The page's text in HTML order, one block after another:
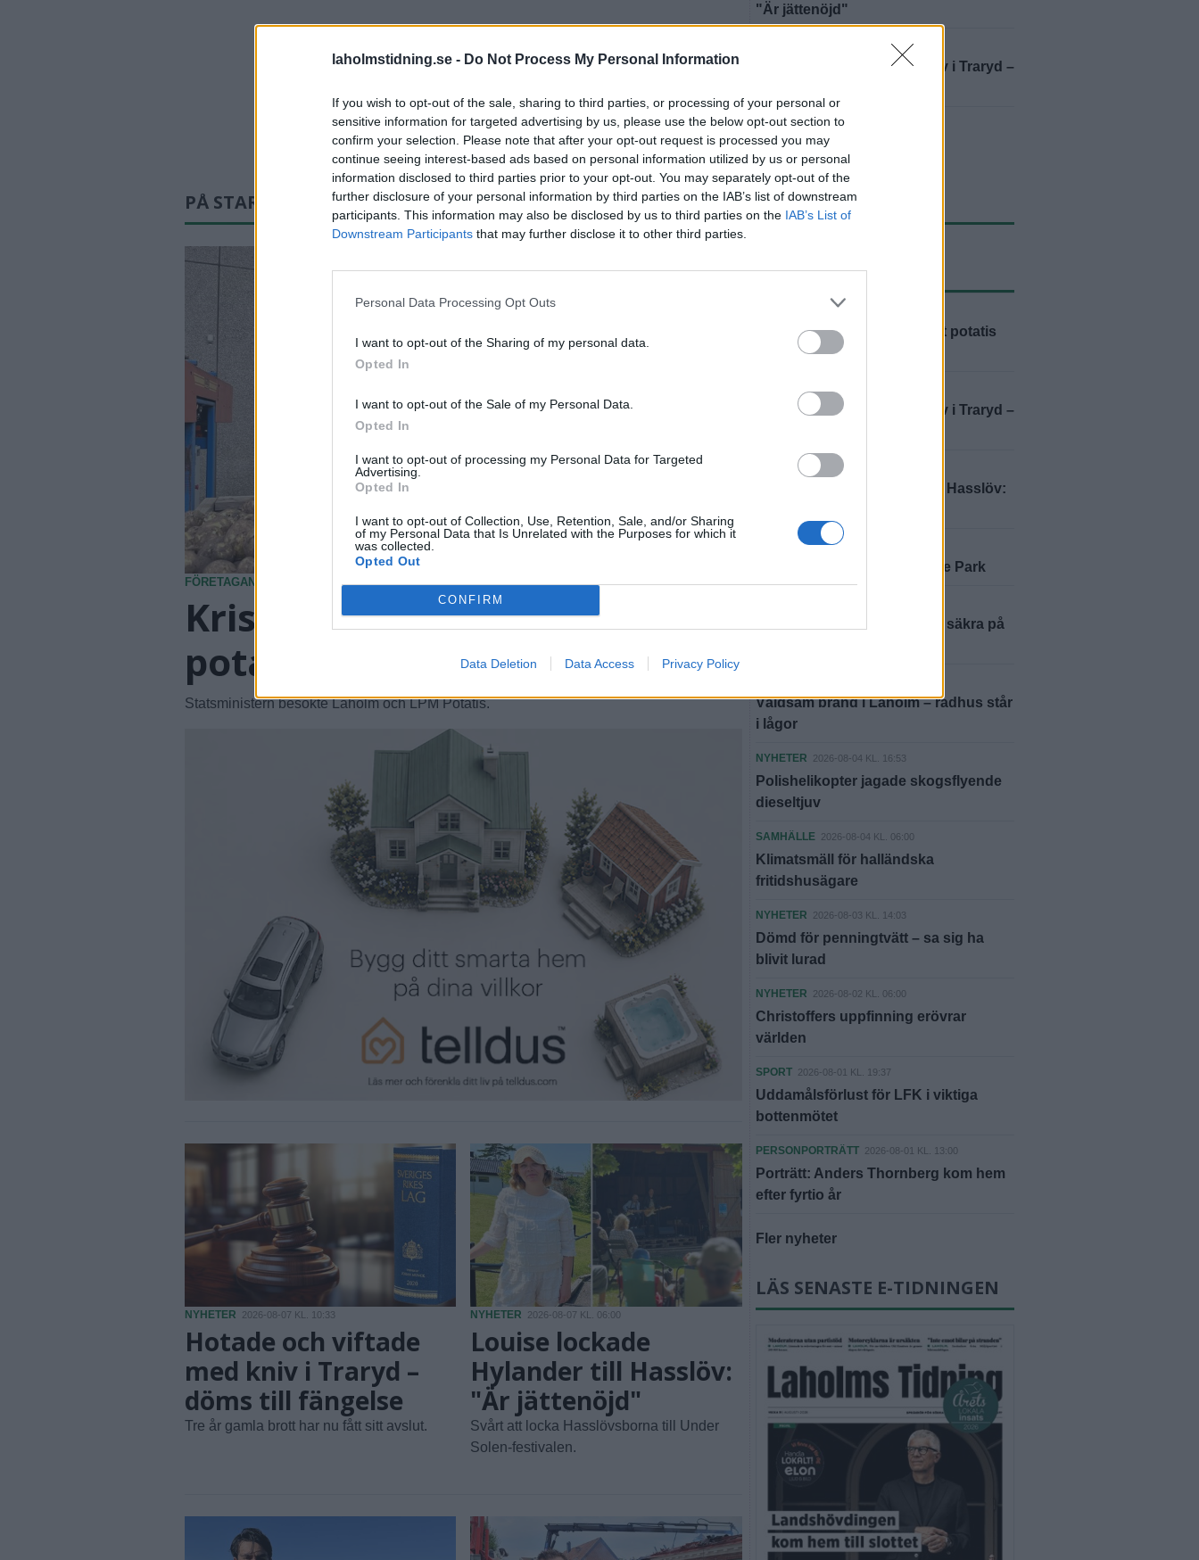
laholmstidning.se - Do Not Process My Personal Information
If you wish to opt-out of the sale, sharing to third parties, or processing of your personal or
sensitive information for targeted advertising by us, please use the below opt-out section to
confirm your selection. Please note that after your opt-out request is processed you may
continue seeing interest-based ads based on personal information utilized by us or personal
information disclosed to third parties prior to your opt-out. You may separately opt-out of the
further disclosure of your personal information by third parties on the IAB’s list of downstream
participants. This information may also be disclosed by us to third parties on the IAB’s List of
Downstream Participants that may further disclose it to other third parties.
Personal Data Processing Opt Outs
I want to opt-out of the Sharing of my personal data.
Opted In
I want to opt-out of the Sale of my Personal Data.
Opted In
I want to opt-out of processing my Personal Data for Targeted
Advertising.
Opted In
I want to opt-out of Collection, Use, Retention, Sale, and/or Sharing
of my Personal Data that Is Unrelated with the Purposes for which it
was collected.
Opted Out
CONFIRM
Data Deletion Data Access Privacy Policy
"Är jättenöjd"
2026-08-07 KL. 10:33
Hotade och viftade med kniv i Traryd –
Fler nyheter
PÅ STARTSIDAN JUST NU
FÖRETAGANDE 2026-08-07 KL. 15:07
Kristersson: "Så här mycket
potatis har jag aldrig sett"
Statsministern besökte Laholm och LPM Potatis.
NYHETER 2026-08-07 KL. 10:33
Hotade och viftade
med kniv i Traryd –
döms till fängelse
Tre år gamla brott har nu fått sitt avslut.
NYHETER 2026-08-07 KL. 06:00
Louise lockade
Hylander till Hasslöv:
"Är jättenöjd"
Svårt att locka Hasslövsborna till Under
Solen-festivalen.
SENASTE NYTT
FÖRETAGANDE
Kristersson: "Så här mycket potatis
har jag aldrig sett"
Hotade och viftade med kniv i Traryd –
NYHETER 2026-08-07 KL. 06:00
Louise lockade Hylander till Hasslöv:
2026-08-06 KL. 06:00
Från Australien till Glänninge Park
Brandmästaren: ”Vi var inte säkra på
Våldsam brand i Laholm – radhus står
i lågor
NYHETER 2026-08-04 KL. 16:53
Polishelikopter jagade skogsflyende
dieseltjuv
SAMHÄLLE 2026-08-04 KL. 06:00
Klimatsmäll för halländska
fritidshusägare
NYHETER 2026-08-03 KL. 14:03
Dömd för penningtvätt – sa sig ha
blivit lurad
NYHETER 2026-08-02 KL. 06:00
Christoffers uppfinning erövrar
världen
SPORT 2026-08-01 KL. 19:37
Uddamålsförlust för LFK i viktiga
bottenmötet
PERSONPORTRÄTT 2026-08-01 KL. 13:00
Porträtt: Anders Thornberg kom hem
efter fyrtio år
Fler nyheter
LÄS SENASTE E-TIDNINGEN